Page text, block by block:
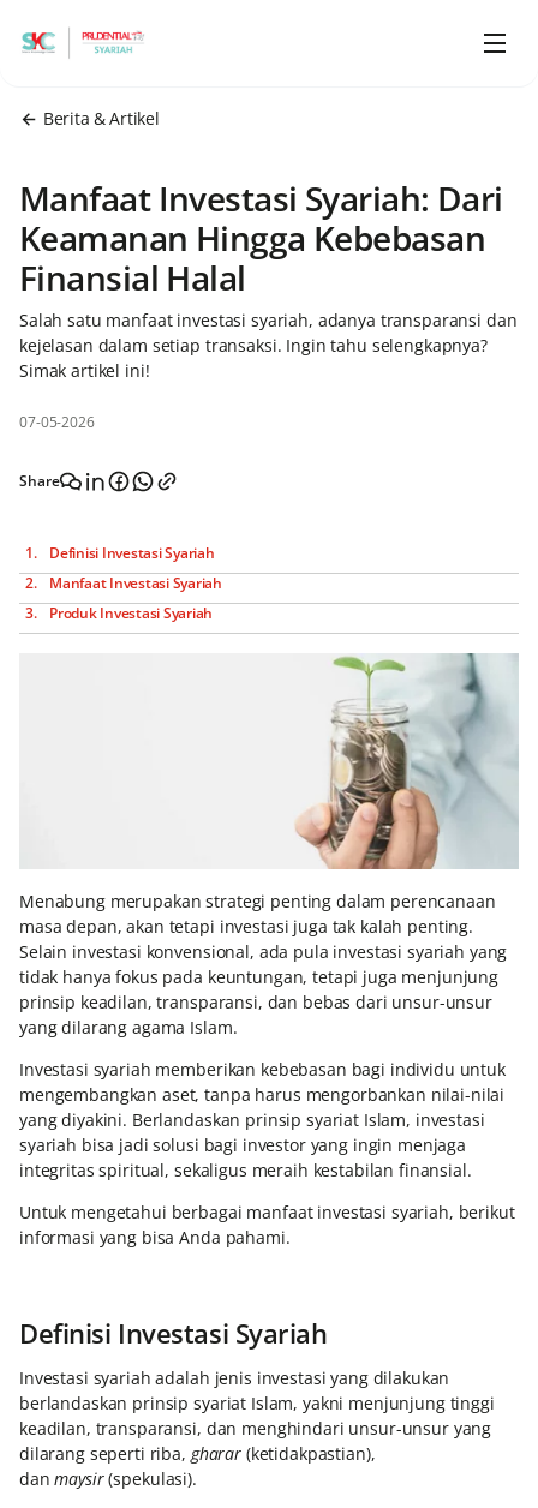
Berita & Artikel
Manfaat Investasi Syariah: Dari
Keamanan Hingga Kebebasan
Finansial Halal
Salah satu manfaat investasi syariah, adanya transparansi dan
kejelasan dalam setiap transaksi. Ingin tahu selengkapnya?
Simak artikel ini!
07-05-2026
Share
Definisi Investasi Syariah
Manfaat Investasi Syariah
Produk Investasi Syariah
Menabung merupakan strategi penting dalam perencanaan
masa depan, akan tetapi investasi juga tak kalah penting.
Selain investasi konvensional, ada pula investasi syariah yang
tidak hanya fokus pada keuntungan, tetapi juga menjunjung
prinsip keadilan, transparansi, dan bebas dari unsur-unsur
yang dilarang agama Islam.
Investasi syariah memberikan kebebasan bagi individu untuk
mengembangkan aset, tanpa harus mengorbankan nilai-nilai
yang diyakini. Berlandaskan prinsip syariat Islam, investasi
syariah bisa jadi solusi bagi investor yang ingin menjaga
integritas spiritual, sekaligus meraih kestabilan finansial.
Untuk mengetahui berbagai manfaat investasi syariah, berikut
informasi yang bisa Anda pahami.
Definisi Investasi Syariah
Investasi syariah adalah jenis investasi yang dilakukan
berlandaskan prinsip syariat Islam, yakni menjunjung tinggi
keadilan, transparansi, dan menghindari unsur-unsur yang
dilarang seperti riba, gharar (ketidakpastian),
danmaysir(spekulasi).